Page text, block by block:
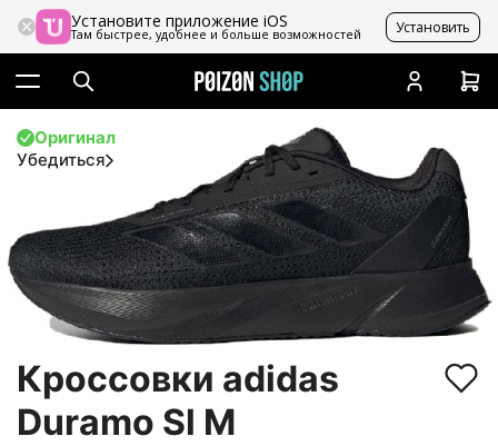
Установите приложение iOS
Там быстрее, удобнее и больше возможностей Установить
Оригинал
Убедиться
Кроссовки adidas
Duramo Sl M